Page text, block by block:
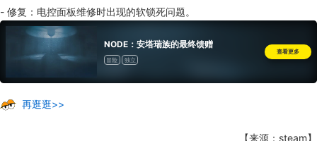
- 修复：电控面板维修时出现的软锁死问题。
NODE：安塔瑞族的最终馈赠
冒险 独立
查看更多
再逛逛>>
【来源：steam】